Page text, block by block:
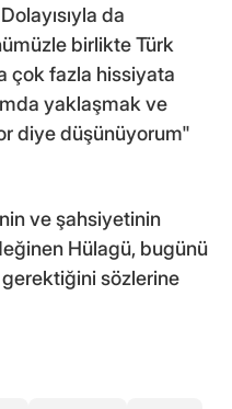
da
birlikte Türk
çok fazla hissiyata
yaklaşmak ve
diye düşünüyorum"
ve şahsiyetinin
Hülagü, bugünü
sözlerine